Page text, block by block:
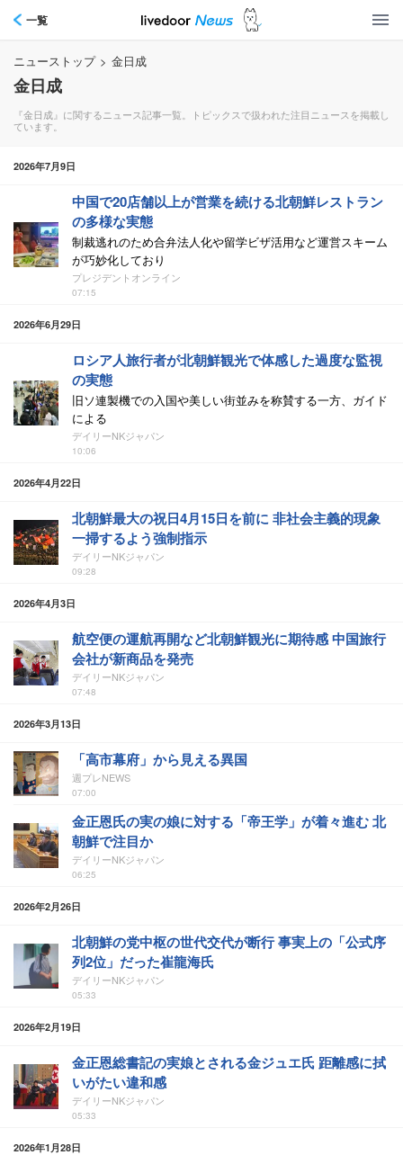
一覧
ニューストップ > 金日成
金日成
『金日成』に関するニュース記事一覧。トピックスで扱われた注目ニュースを掲載し
ています。
2026年7月9日
中国で20店舗以上が営業を続ける北朝鮮レストラン
の多様な実態
制裁逃れのため合弁法人化や留学ビザ活用など運営スキーム
が巧妙化しており
プレジデントオンライン
07:15
2026年6月29日
ロシア人旅行者が北朝鮮観光で体感した過度な監視
の実態
旧ソ連製機での入国や美しい街並みを称賛する一方、ガイド
による
デイリーNKジャパン
10:06
2026年4月22日
北朝鮮最大の祝日4月15日を前に 非社会主義的現象
一掃するよう強制指示
デイリーNKジャパン
09:28
2026年4月3日
航空便の運航再開など北朝鮮観光に期待感 中国旅行
会社が新商品を発売
デイリーNKジャパン
07:48
2026年3月13日
「高市幕府」から見える異国
週プレNEWS
07:00
金正恩氏の実の娘に対する「帝王学」が着々進む 北
朝鮮で注目か
デイリーNKジャパン
06:25
2026年2月26日
北朝鮮の党中枢の世代交代が断行 事実上の「公式序
列2位」だった崔龍海氏
デイリーNKジャパン
05:33
2026年2月19日
金正恩総書記の実娘とされる金ジュエ氏 距離感に拭
いがたい違和感
デイリーNKジャパン
05:33
2026年1月28日